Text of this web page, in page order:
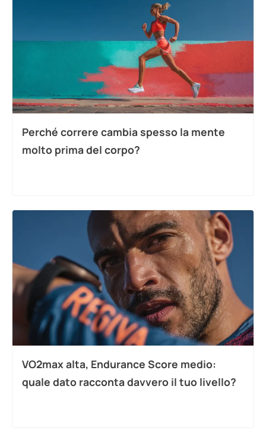
Perché correre cambia spesso la mente
molto prima del corpo?
VO2max alta, Endurance Score medio:
quale dato racconta davvero il tuo livello?